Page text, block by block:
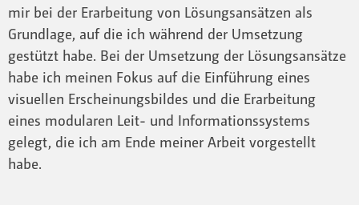
mir bei der Erarbeitung von Lösungsansätzen als
Grundlage, auf die ich während der Umsetzung
gestützt habe. Bei der Umsetzung der Lösungsansätze
habe ich meinen Fokus auf die Einführung eines
visuellen Erscheinungsbildes und die Erarbeitung
eines modularen Leit- und Informationssystems
gelegt, die ich am Ende meiner Arbeit vorgestellt
habe.